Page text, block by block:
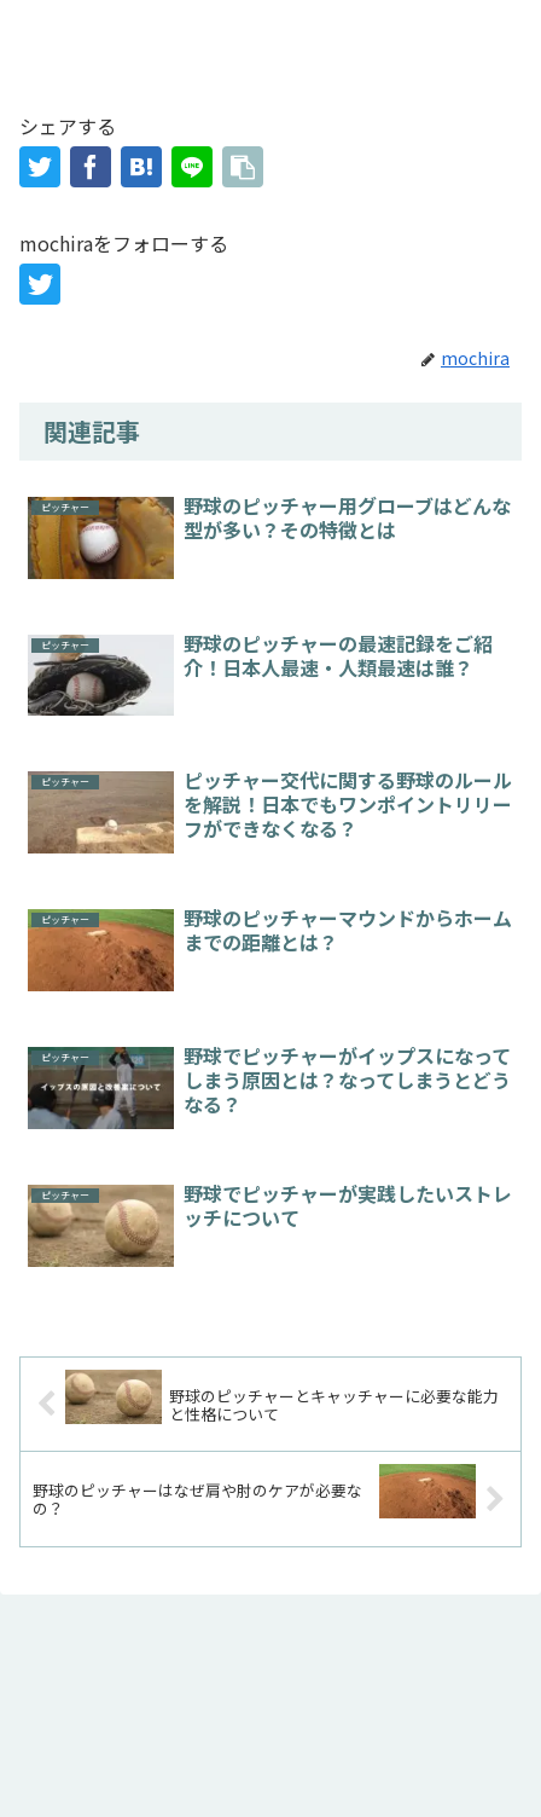
シェアする
mochiraをフォローする
mochira
関連記事
ピッチャー
野球のピッチャー用グローブはどんな
型が多い？その特徴とは
ピッチャー
野球のピッチャーの最速記録をご紹
介！日本人最速・人類最速は誰？
ピッチャー
ピッチャー交代に関する野球のルール
を解説！日本でもワンポイントリリー
フができなくなる？
ピッチャー
野球のピッチャーマウンドからホーム
までの距離とは？
ピッチャー
野球でピッチャーがイップスになって
しまう原因とは？なってしまうとどう
なる？
ピッチャー
野球でピッチャーが実践したいストレ
ッチについて
野球のピッチャーとキャッチャーに必要な能力
と性格について
野球のピッチャーはなぜ肩や肘のケアが必要な
の？